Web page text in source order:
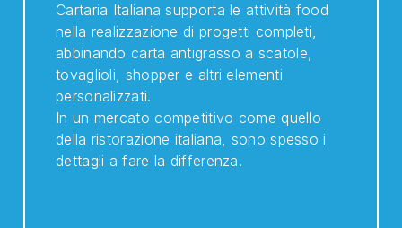
Cartaria Italiana supporta le attività food
nella realizzazione di progetti completi,
abbinando carta antigrasso a scatole,
tovaglioli, shopper e altri elementi
personalizzati.
In un mercato competitivo come quello
della ristorazione italiana, sono spesso i
dettagli a fare la differenza.